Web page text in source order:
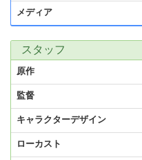
メディア
スタッフ
原作
監督
キャラクターデザイン
ローカスト